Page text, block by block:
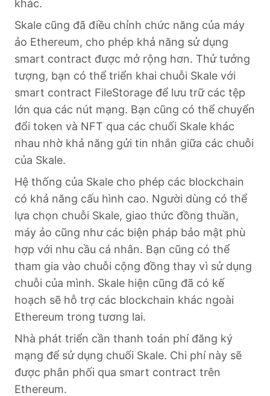
khác.
Skale cũng đã điều chỉnh chức năng của máy
ảo Ethereum, cho phép khả năng sử dụng
smart contract được mở rộng hơn. Thử tưởng
tượng, bạn có thể triển khai chuỗi Skale với
smart contract FileStorage để lưu trữ các tệp
lớn qua các nút mạng. Bạn cũng có thể chuyển
đổi token và NFT qua các chuối Skale khác
nhau nhờ khả năng gửi tin nhắn giữa các chuỗi
của Skale.
Hệ thống của Skale cho phép các blockchain
có khả năng cấu hình cao. Người dùng có thể
lựa chọn chuỗi Skale, giao thức đồng thuần,
máy ảo cũng như các biện pháp bảo mật phù
hợp với nhu cầu cá nhân. Bạn cũng có thể
tham gia vào chuỗi cộng đồng thay vì sử dụng
chuỗi của mình. Skale hiện cũng đã có kế
hoạch sẽ hỗ trợ các blockchain khác ngoài
Ethereum trong tương lai.
Nhà phát triển cần thanh toán phí đăng ký
mạng để sử dụng chuối Skale. Chi phí này sẽ
được phân phối qua smart contract trên
Ethereum.